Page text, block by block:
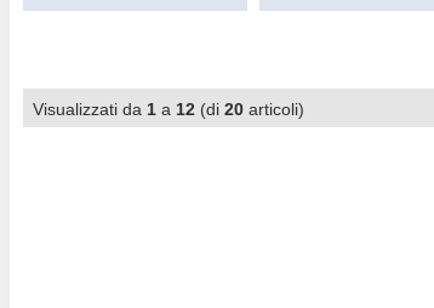
Visualizzati da 1 a 12 (di 20 articoli)